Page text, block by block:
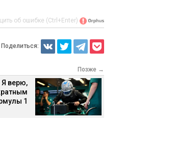
об ошибке (Ctrl+Enter)
Поделиться:
Позже →
верю,
1